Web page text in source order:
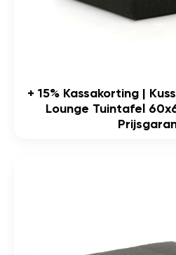
+ 15% Kassakorting |
Lounge Tuintafel